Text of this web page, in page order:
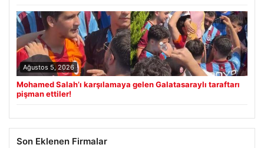
Ağustos 5, 2026
Mohamed Salah’ı karşılamaya gelen Galatasaraylı taraftarı
pişman ettiler!
Son Eklenen Firmalar